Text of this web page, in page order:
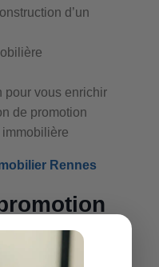
d’un
pour vous enrichir
de promotion
Rennes